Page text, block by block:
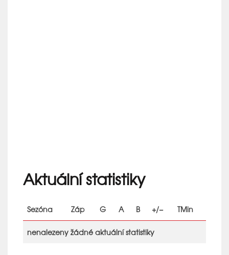
Aktuální statistiky
Sezóna Záp G A B +/− TMin
nenalezeny žádné aktuální statistiky